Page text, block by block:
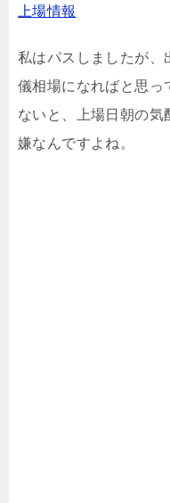
上場情報
私はパスしましたが、
儀相場になればと思っ
ないと、上場日朝の気
嫌なんですよね。